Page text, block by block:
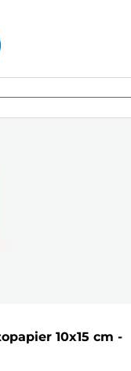
10x15 cm -